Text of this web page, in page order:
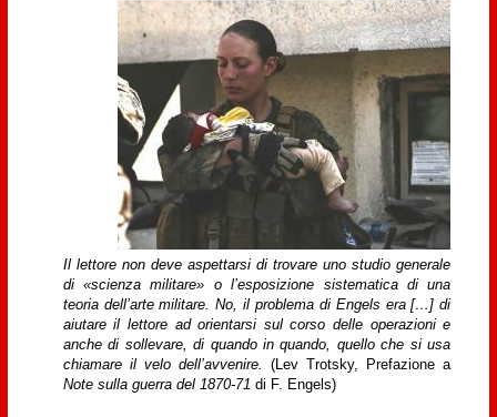
Il lettore non deve aspettarsi di trovare uno studio generale
di «scienza militare» o l’esposizione sistematica di una
teoria dell’arte militare. No, il problema di Engels era […] di
aiutare il lettore ad orientarsi sul corso delle operazioni e
anche di sollevare, di quando in quando, quello che si usa
chiamare il velo dell’avvenire.
(Lev Trotsky, Prefazione a
Note sulla guerra del 1870-71 di F. Engels)